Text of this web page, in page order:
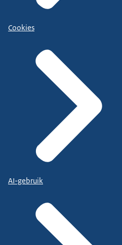
Cookies
AI-gebruik